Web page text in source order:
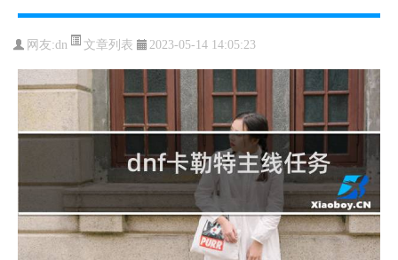
网友:dn 文章列表 2023-05-14 14:05:23